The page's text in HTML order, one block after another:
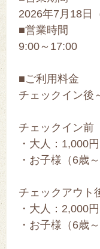
2026年7月18日
■営業時間
9:00～17:00
■ご利用料金
チェックイン後
チェックイン前
・大人：1,000円
・お子様（6歳
チェックアウト
・大人：2,000円
・お子様（6歳